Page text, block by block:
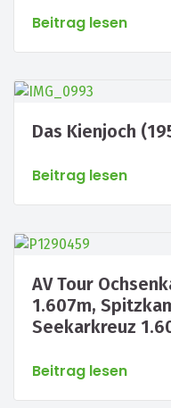
Beitrag lesen
Das Kienjoch
Beitrag lesen
AV Tour
1.607m,
Seekarkreuz
Beitrag lesen